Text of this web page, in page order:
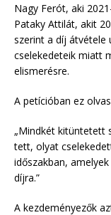
Nagy Ferót, aki
Pataky Attilát, akit
szerint a díj átvétele
cselekedeteik miatt
elismerésre.
A petícióban ez
„Mindkét kitüntetett
tett, olyat
időszakban,
díjra.”
A kezdeményezők